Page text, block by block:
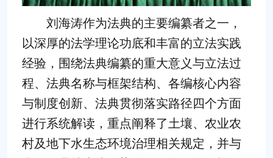
刘海涛作为法典的主要编纂者之一，
以深厚的法学理论功底和丰富的立法实践
经验，围绕法典编纂的重大意义与立法过
程、法典名称与框架结构、各编核心内容
与制度创新、法典贯彻落实路径四个方面
进行系统解读，重点阐释了土壤、农业农
村及地下水生态环境治理相关规定，并与